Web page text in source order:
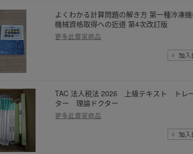
よくわかる計算問題の解き方 第一種冷凍
機械資格取得への近道 第4次改訂版
更多此賣家商品
TAC 法人税法 2026 上級テキスト トレ
ター 理論ドクター
更多此賣家商品